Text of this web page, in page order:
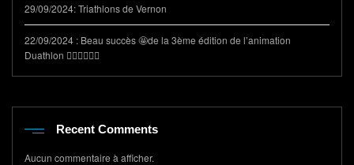
29/09/2024: Triathlons de Vernon
22/09/2024 : Beau succès 🤩de la 3ème édition de l’animation
Duathlon 🏃‍♂️🚴‍♀️🏃‍♂️
Recent Comments
Aucun commentaire à afficher.